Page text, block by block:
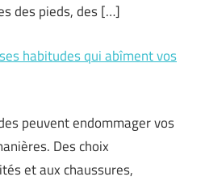
des pieds, des […]
habitudes qui abîment vos
peuvent endommager vos
Des choix
et aux chaussures,